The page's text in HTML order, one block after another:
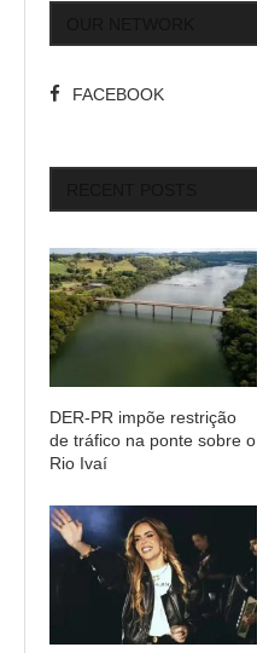
FACEBOOK
DER-PR impõe restrição
de tráfico na ponte sobre o
Rio Ivaí